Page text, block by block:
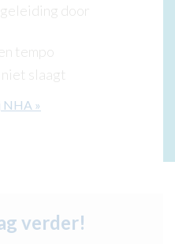
door
tempo
slaagt
NHA »
verder!